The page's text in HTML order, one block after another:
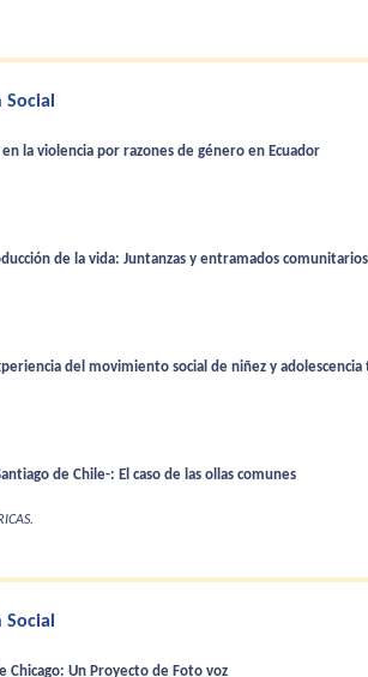
Social
la violencia por razones de género en Ecuador
de la vida: Juntanzas y entramados
del movimiento social de niñez y adolescencia
de Chile-: El caso de las ollas comunes
Social
Chicago: Un Proyecto de Foto voz